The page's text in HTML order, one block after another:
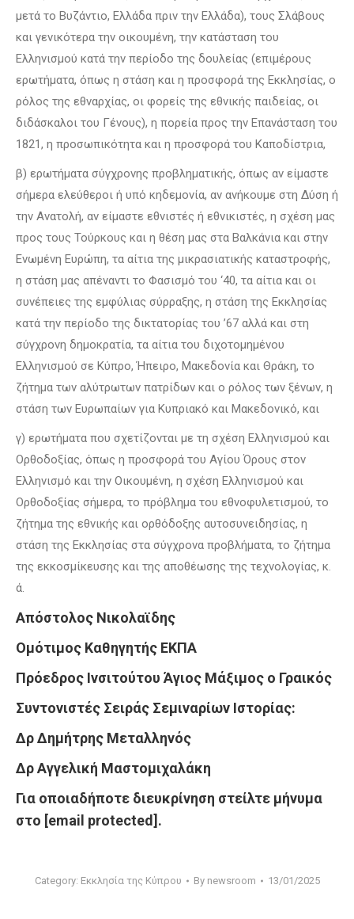
μετά το Βυζάντιο, Ελλάδα πριν την Ελλάδα), τους Σλάβους
και γενικότερα την οικουμένη, την κατάσταση του
Ελληνισμού κατά την περίοδο της δουλείας (επιμέρους
ερωτήματα, όπως η στάση και η προσφορά της Εκκλησίας, ο
ρόλος της εθναρχίας, οι φορείς της εθνικής παιδείας, οι
διδάσκαλοι του Γένους), η πορεία προς την Επανάσταση του
1821, η προσωπικότητα και η προσφορά του Καποδίστρια,
β) ερωτήματα σύγχρονης προβληματικής, όπως αν είμαστε
σήμερα ελεύθεροι ή υπό κηδεμονία, αν ανήκουμε στη Δύση ή
την Ανατολή, αν είμαστε εθνιστές ή εθνικιστές, η σχέση μας
προς τους Τούρκους και η θέση μας στα Βαλκάνια και στην
Ενωμένη Ευρώπη, τα αίτια της μικρασιατικής καταστροφής,
η στάση μας απέναντι το Φασισμό του ‘40, τα αίτια και οι
συνέπειες της εμφύλιας σύρραξης, η στάση της Εκκλησίας
κατά την περίοδο της δικτατορίας του ’67 αλλά και στη
σύγχρονη δημοκρατία, τα αίτια του διχοτομημένου
Ελληνισμού σε Κύπρο, Ήπειρο, Μακεδονία και Θράκη, το
ζήτημα των αλύτρωτων πατρίδων και ο ρόλος των ξένων, η
στάση των Ευρωπαίων για Κυπριακό και Μακεδονικό, και
γ) ερωτήματα που σχετίζονται με τη σχέση Ελληνισμού και
Ορθοδοξίας, όπως η προσφορά του Αγίου Όρους στον
Ελληνισμό και την Οικουμένη, η σχέση Ελληνισμού και
Ορθοδοξίας σήμερα, το πρόβλημα του εθνοφυλετισμού, το
ζήτημα της εθνικής και ορθόδοξης αυτοσυνειδησίας, η
στάση της Εκκλησίας στα σύγχρονα προβλήματα, το ζήτημα
της εκκοσμίκευσης και της αποθέωσης της τεχνολογίας, κ.
ά.
Απόστολος Νικολαϊδης
Ομότιμος Καθηγητής ΕΚΠΑ
Πρόεδρος Ινσιτούτου Άγιος Μάξιμος ο Γραικός
Συντονιστές Σειράς Σεμιναρίων Ιστορίας:
Δρ Δημήτρης Μεταλληνός
Δρ Αγγελική Μαστομιχαλάκη
Για οποιαδήποτε διευκρίνηση στείλτε μήνυμα
στο [email protected] .
Category: Εκκλησία της Κύπρου By newsroom 13/01/2025